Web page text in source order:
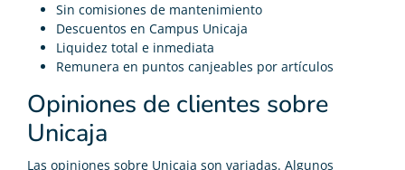
Sin comisiones de mantenimiento
Descuentos en Campus Unicaja
Liquidez total e inmediata
Remunera en puntos canjeables por artículos
Opiniones de clientes sobre
Unicaja
Las opiniones sobre Unicaja son variadas. Algunos